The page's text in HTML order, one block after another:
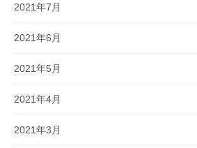
2021年7月
2021年6月
2021年5月
2021年4月
2021年3月